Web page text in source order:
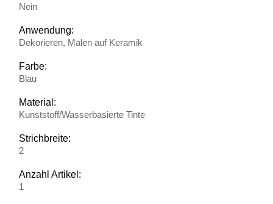
Nein
Anwendung:
Dekorieren, Malen auf Keramik
Farbe:
Blau
Material:
Kunststoff/Wasserbasierte Tinte
Strichbreite:
2
Anzahl Artikel:
1